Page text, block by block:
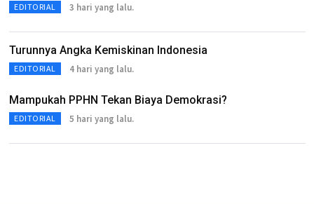
EDITORIAL 3 hari yang lalu.
Turunnya Angka Kemiskinan Indonesia
EDITORIAL 4 hari yang lalu.
Mampukah PPHN Tekan Biaya Demokrasi?
EDITORIAL 5 hari yang lalu.